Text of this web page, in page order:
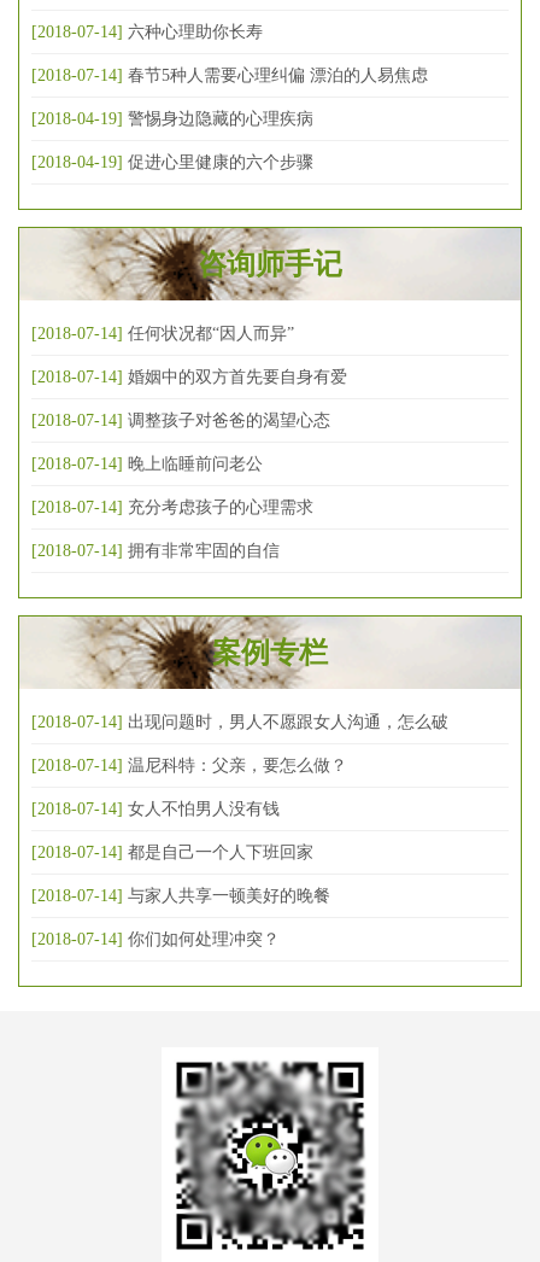
[2018-07-14] 六种心理助你长寿
[2018-07-14] 春节5种人需要心理纠偏 漂泊的人易焦虑
[2018-04-19] 警惕身边隐藏的心理疾病
[2018-04-19] 促进心里健康的六个步骤
咨询师手记
[2018-07-14] 任何状况都“因人而异”
[2018-07-14] 婚姻中的双方首先要自身有爱
[2018-07-14] 调整孩子对爸爸的渴望心态
[2018-07-14] 晚上临睡前问老公
[2018-07-14] 充分考虑孩子的心理需求
[2018-07-14] 拥有非常牢固的自信
案例专栏
[2018-07-14] 出现问题时，男人不愿跟女人沟通，怎么破
[2018-07-14] 温尼科特：父亲，要怎么做？
[2018-07-14] 女人不怕男人没有钱
[2018-07-14] 都是自己一个人下班回家
[2018-07-14] 与家人共享一顿美好的晚餐
[2018-07-14] 你们如何处理冲突？